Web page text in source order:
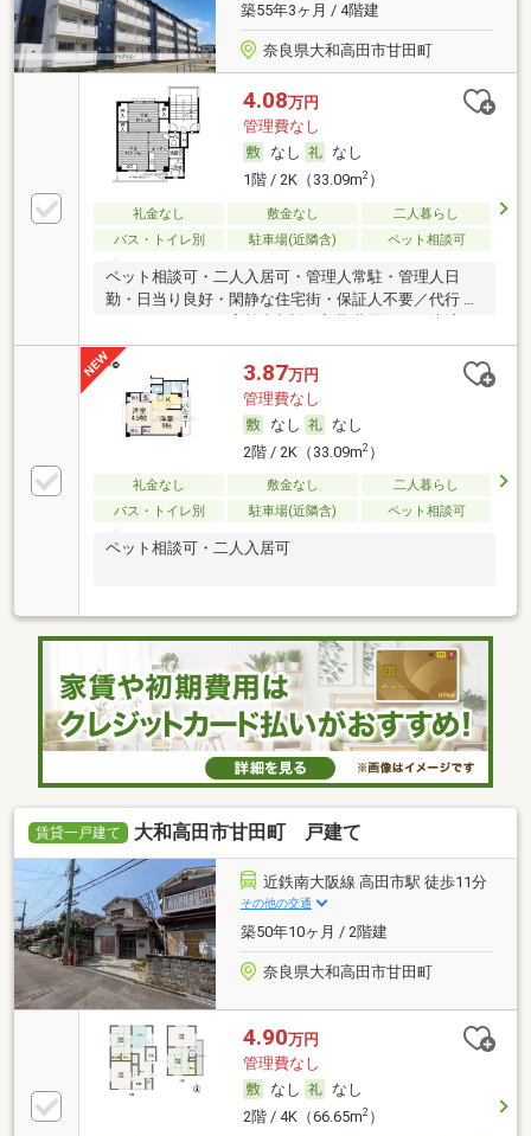
築55年3ヶ月 / 4階建
奈良県大和高田市甘田町
4.08万円
管理費なし
なし
なし
1階 / 2K（33.09m2）
礼金なし 敷金なし
二人暮らし
バス・トイレ別
駐車場(近隣含) ペット相談可
ペット相談可・二人入居可・管理人常駐・管理人日
勤・日当り良好・閑静な住宅街・保証人不要／代行 ・
ルームシェア可・高齢者相談・初期費用カード決済可
3.87万円
管理費なし
なし
なし
2階 / 2K（33.09m2）
礼金なし 敷金なし
二人暮らし
バス・トイレ別
駐車場(近隣含) ペット相談可
ペット相談可・二人入居可
賃貸一戸建て 大和高田市甘田町 戸建て
近鉄南大阪線 高田市駅 徒歩11分
その他の交通
築50年10ヶ月 / 2階建
奈良県大和高田市甘田町
4.90万円
管理費なし
なし
なし
2階 / 4K（66.65m2）